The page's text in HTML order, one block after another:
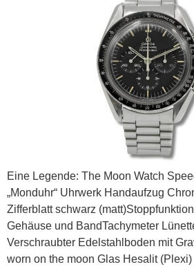
Eine Legende: The Moon Watch
„Monduhr“ Uhrwerk Handaufzug
Zifferblatt schwarz
Gehäuse und BandTachymeter
Verschraubter Edelstahlboden mit
worn on the moon Glas Hesalit